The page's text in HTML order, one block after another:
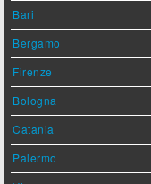
Bari
Bergamo
Firenze
Bologna
Catania
Palermo